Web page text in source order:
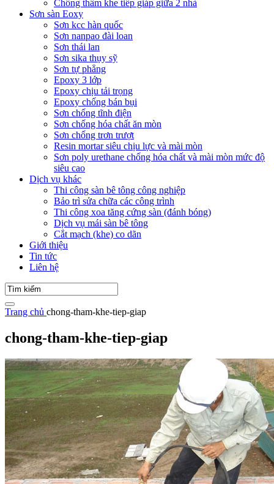
Chống thấm khe tiếp giáp giữa 2 nhà
Sơn sàn Eoxy
Sơn kcc hàn quốc
Sơn nanpao đài loan
Sơn thái lan
Sơn sika thụy sỹ
Sơn tự phẳng
Epoxy 3 lớp
Epoxy chịu tải trọng
Epoxy chống bán bụi
Sơn chống tĩnh điện
Sơn chống hóa chất ăn mòn
Sơn chống trơn trượt
Resin mortar siêu chịu lực và mài mòn
Sơn poly urethane chống hóa chất và mài mòn mức độ
siêu cao
Dịch vụ khác
Thi công sàn bê tông công nghiệp
Bảo trì sửa chữa các công trình
Thi công xoa tăng cứng sàn (đánh bóng)
Dịch vụ mái sàn bê tông
Cắt mạch (khe) co dãn
Giới thiệu
Tin tức
Liên hệ
Trang chủ chong-tham-khe-tiep-giap
chong-tham-khe-tiep-giap